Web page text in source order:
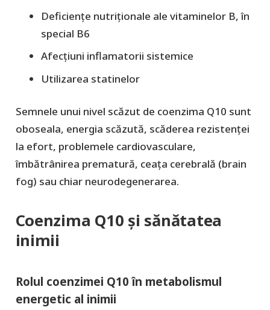
Deficiențe nutriționale ale vitaminelor B, în
special B6
Afecțiuni inflamatorii sistemice
Utilizarea statinelor
Semnele unui nivel scăzut de coenzima Q10 sunt
oboseala, energia scăzută, scăderea rezistenței
la efort, problemele cardiovasculare,
îmbătrânirea prematură, ceața cerebrală (brain
fog) sau chiar neurodegenerarea.
Coenzima Q10 și sănătatea
inimii
Rolul coenzimei Q10 în metabolismul
energetic al inimii